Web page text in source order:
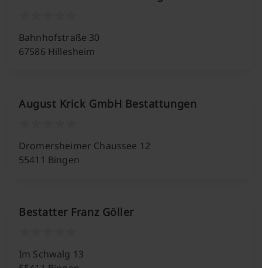
Bahnhofstraße 30
67586 Hillesheim
August Krick GmbH Bestattungen
Dromersheimer Chaussee 12
55411 Bingen
Bestatter Franz Göller
Im Schwalg 13